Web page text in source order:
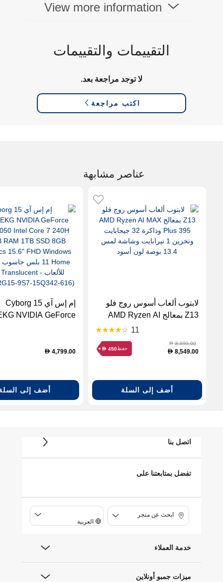
View more information
التقييمات والتقييمات
لا توجد مراجعة بعد.
اكتب مراجعة
عناصر مشابهة
لابتوب ألعاب أسوس روج فلو
Z13 بمعالج AMD Ryzen AI
MAX Plus 395 وذاكرة 32
جيجابايت وتخزين 1 تيرابايت
وشاشة لمس 13.4 بوصة لون
11
D8,999.00
D 8,549.00 حفظ D 450
أضف إلى السلة
إم إس آي Cyborg 15
NVIDIA GeForce
Graphics 15.6" FHD
Translucent أسود
9S7-15Q342-
D 4,799.00
أضف إلى
اتصل بنا
تفضل بمتابعتنا على
ابحث عن متجر
العربية
خدمة العملاء
ميزات جمبو أونلاين